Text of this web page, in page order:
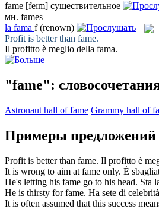
fame [feɪm] существительное
мн. fames
la fama f (renown)
Profit is better than fame.
Il profitto è meglio della fama.
"fame":
Astronaut hall of fame Grammy hall of
Примеры предложений
Profit is better than fame. Il profitto è
It is wrong to aim at fame only. È
He's letting his fame go to his head. Sta
He is thirsty forfame. Ha sete di
It is often assumed that this success